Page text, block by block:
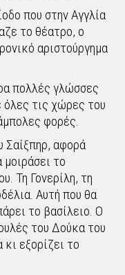
που στην Αγγλία
το θέατρο, ο
αριστούργημα
πολλές γλώσσες
όλες τις χώρες του
φορές.
Σαίξπηρ, αφορά
το
Τη Γονερίλη, τη
Αυτή που θα
το βασίλειο. Ο
του Δούκα του
εξορίζει το